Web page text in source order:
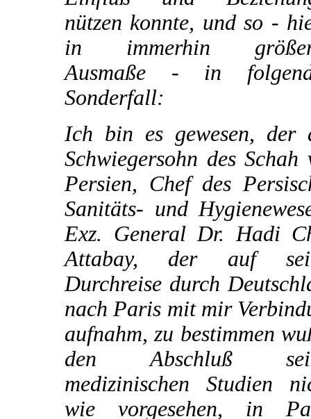
nützen konnte, und so -
in immerhin
Ausmaße - in
Sonderfall:
Ich bin es gewesen, der
Schwiegersohn des Schah
Persien, Chef des
Sanitäts- und
Exz. General Dr. Hadi
Attabay, der auf
Durchreise durch
nach Paris mit mir
aufnahm, zu bestimmen
den Abschluß
medizinischen Studien
wie vorgesehen, in